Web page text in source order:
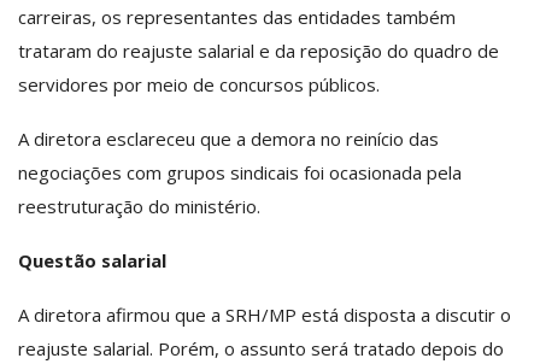
carreiras, os representantes das entidades também
trataram do reajuste salarial e da reposição do quadro de
servidores por meio de concursos públicos.
A diretora esclareceu que a demora no reinício das
negociações com grupos sindicais foi ocasionada pela
reestruturação do ministério.
Questão salarial
A diretora afirmou que a SRH/MP está disposta a discutir o
reajuste salarial. Porém, o assunto será tratado depois do